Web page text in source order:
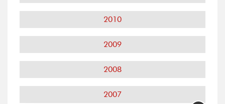
2010
2009
2008
2007